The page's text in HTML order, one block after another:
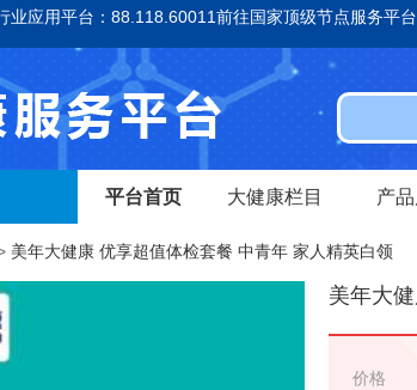
业应用平台：88.118.60011前往国家顶级节点服务平
平台首页 大健康栏目 产
美年大健康 优享超值体检套餐 中青年 家人精英白领
美年大
价格